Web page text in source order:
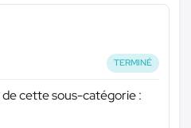
TERMINÉ
cette sous-catégorie :